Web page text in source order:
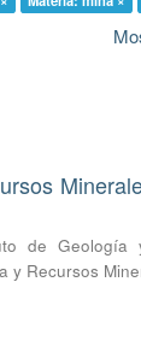
de Geología
y Recursos